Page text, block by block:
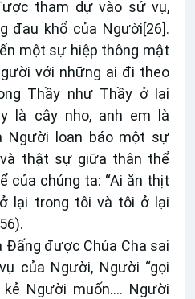
tham dự vào sứ vụ,
đau khổ của Người[26].
một sự hiệp thông mật
với những ai đi theo
Thầy như Thầy ở lại
là cây nho, anh em là
Người loan báo một sự
thật sự giữa thân thể
của chúng ta: “Ai ăn thịt
lại trong tôi và tôi ở lại
Đấng được Chúa Cha sai
của Người, Người “gọi
Người muốn…. Người